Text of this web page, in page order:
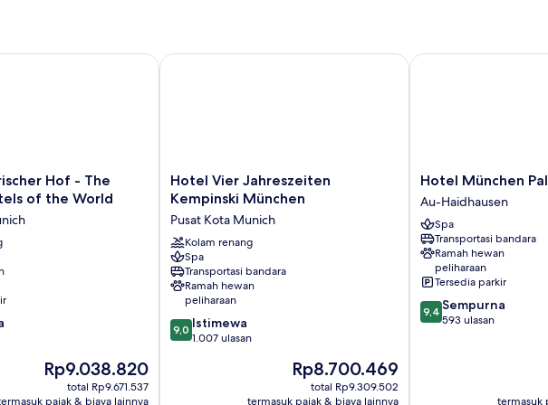
Hof - The
of the World
Harga
sekarang
Rp9.038.820
Rp9.038.820
total Rp9.671.537
pajak & biaya lainnya
Hof - The Leading Hotels of the World
Hotel
Vier
Jahreszeiten
Kempinski
München
Pusat
Kota
Munich
Hotel Vier Jahreszeiten
Kempinski München
Pusat Kota Munich
Kolam renang
Spa
Transportasi bandara
Ramah hewan
peliharaan
9.0
dari
9,0 Istimewa
1.007 ulasan
Harga
sekarang
Rp8.700.469
Rp8.700.469
total Rp9.309.502
termasuk pajak & biaya lainnya
Hotel Vier Jahreszeiten Kempinski München
Hotel
München
Palace
Au-
Haidhausen
Hotel München
Au-Haidhausen
Spa
Transportasi bandara
Ramah hewan
peliharaan
Tersedia parkir
9.4
dari
9,4 Sempurna
593 ulasan
termasuk
Hotel München Palace